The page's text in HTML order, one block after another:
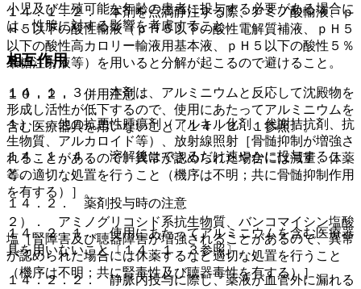
１４．１．２． 本剤を点滴静注する際、アミノ酸輸液、ｐ
Ｈ５以下の酸性輸液（ｐＨ５以下の酸性電解質補液、ｐＨ５
以下の酸性高カロリー輸液用基本液、ｐＨ５以下の酸性５％
果糖注射液等）を用いると分解が起こるので避けること。
１４．１．３． 本剤は、アルミニウムと反応して沈殿物を
形成し活性が低下するので、使用にあたってアルミニウムを
含む医療器具を用いないこと〔１４．２．１参照〕。
１４．１．４． 溶解後はできるだけ速やかに投与するこ
と。
１４．２． 薬剤投与時の注意
１４．２．１． 使用にあたってアルミニウムを含む医療器
具を用いないこと〔１４．１．３参照〕。
１４．２．２． 静脈内投与に際し、薬液が血管外に漏れる
小児及び生殖可能な年齢の患者に投与する必要がある場合に
は、性腺に対する影響を考慮すること。
相互作用
１０．２． 併用注意：
１）． 他の抗悪性腫瘍剤（アルキル化剤、代謝拮抗剤、抗
生物質、アルカロイド等）、放射線照射［骨髄抑制が増強さ
れることがあるので、異常が認められた場合には減量、休薬
等の適切な処置を行うこと（機序は不明；共に骨髄抑制作用
を有する）］。
２）． アミノグリコシド系抗生物質、バンコマイシン塩酸
塩［腎障害及び聴器障害が増強されることがあるので、異常
が認められた場合には休薬するなど適切な処置を行うこと
（機序は不明；共に腎毒性及び聴器毒性を有する）］。